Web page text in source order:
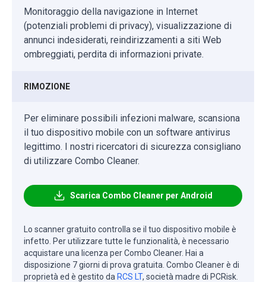
Monitoraggio della navigazione in Internet
(potenziali problemi di privacy), visualizzazione di
annunci indesiderati, reindirizzamenti a siti Web
ombreggiati, perdita di informazioni private.
RIMOZIONE
Per eliminare possibili infezioni malware, scansiona
il tuo dispositivo mobile con un software antivirus
legittimo. I nostri ricercatori di sicurezza consigliano
di utilizzare Combo Cleaner.
Scarica Combo Cleaner per Android
Lo scanner gratuito controlla se il tuo dispositivo mobile è
infetto. Per utilizzare tutte le funzionalità, è necessario
acquistare una licenza per Combo Cleaner. Hai a
disposizione 7 giorni di prova gratuita. Combo Cleaner è di
proprietà ed è gestito da RCS LT, società madre di PCRisk.